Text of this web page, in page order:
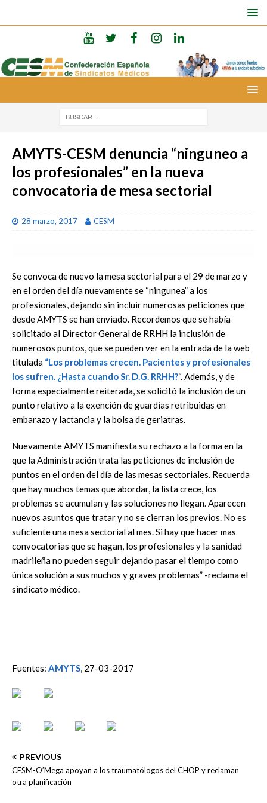
AMYTS-CESM denuncia “ninguneo a
los profesionales” en la nueva
convocatoria de mesa sectorial
28 marzo, 2017 CESM
Se convoca de nuevo la mesa sectorial para el 29 de marzo y
en el orden del día nuevamente se “ningunea” a los
profesionales, dejando sin incluir numerosas peticiones que
desde AMYTS se han enviado. Recordemos que se había
solicitado al Director General de RRHH la inclusión de
numerosos puntos, que se pueden ver en la entrada de la web
titulada “Los problemas crecen. Pacientes y profesionales
los sufren. ¿Hasta cuando Sr. D.G. RRHH?“. Además, y de
forma especialmente reiterada, se solicitó la inclusión de un
punto relativo a la exención de guardias retribuidas en
embarazo y lactancia y la bolsa de geriatras.
Nuevamente AMYTS manifiesta su rechazo a la forma en la
que la Administración trata las peticiones de inclusión de
puntos en el orden del día de las mesas sectoriales. Recuerda
que hay muchos temas que abordar, la lista crece, los
problemas se acumulan y las soluciones no llegan. Aparecen
nuevos asuntos que tratar y no se cierran los previos. No es
suficiente una mesa sectorial al mes. Si hay que hacer mas
convocatorias que se hagan, los profesionales y la sanidad
madrileña no pueden seguir dejando pasar el tiempo como
única solución a sus muchos y graves problemas” -reclama el
sindicato médico.
Fuentes: AMYTS, 27-03-2017
PREVIOUS
CESM-O’Mega apoyan a los traumatólogos del CHOP y reclaman
otra planificación